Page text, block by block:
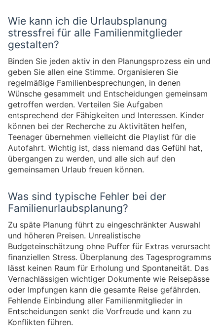
Wie kann ich die Urlaubsplanung
stressfrei für alle Familienmitglieder
gestalten?
Binden Sie jeden aktiv in den Planungsprozess ein und
geben Sie allen eine Stimme. Organisieren Sie
regelmäßige Familienbesprechungen, in denen
Wünsche gesammelt und Entscheidungen gemeinsam
getroffen werden. Verteilen Sie Aufgaben
entsprechend der Fähigkeiten und Interessen. Kinder
können bei der Recherche zu Aktivitäten helfen,
Teenager übernehmen vielleicht die Playlist für die
Autofahrt. Wichtig ist, dass niemand das Gefühl hat,
übergangen zu werden, und alle sich auf den
gemeinsamen Urlaub freuen können.
Was sind typische Fehler bei der
Familienurlaubsplanung?
Zu späte Planung führt zu eingeschränkter Auswahl
und höheren Preisen. Unrealistische
Budgeteinschätzung ohne Puffer für Extras verursacht
finanziellen Stress. Überplanung des Tagesprogramms
lässt keinen Raum für Erholung und Spontaneität. Das
Vernachlässigen wichtiger Dokumente wie Reisepässe
oder Impfungen kann die gesamte Reise gefährden.
Fehlende Einbindung aller Familienmitglieder in
Entscheidungen senkt die Vorfreude und kann zu
Konflikten führen.